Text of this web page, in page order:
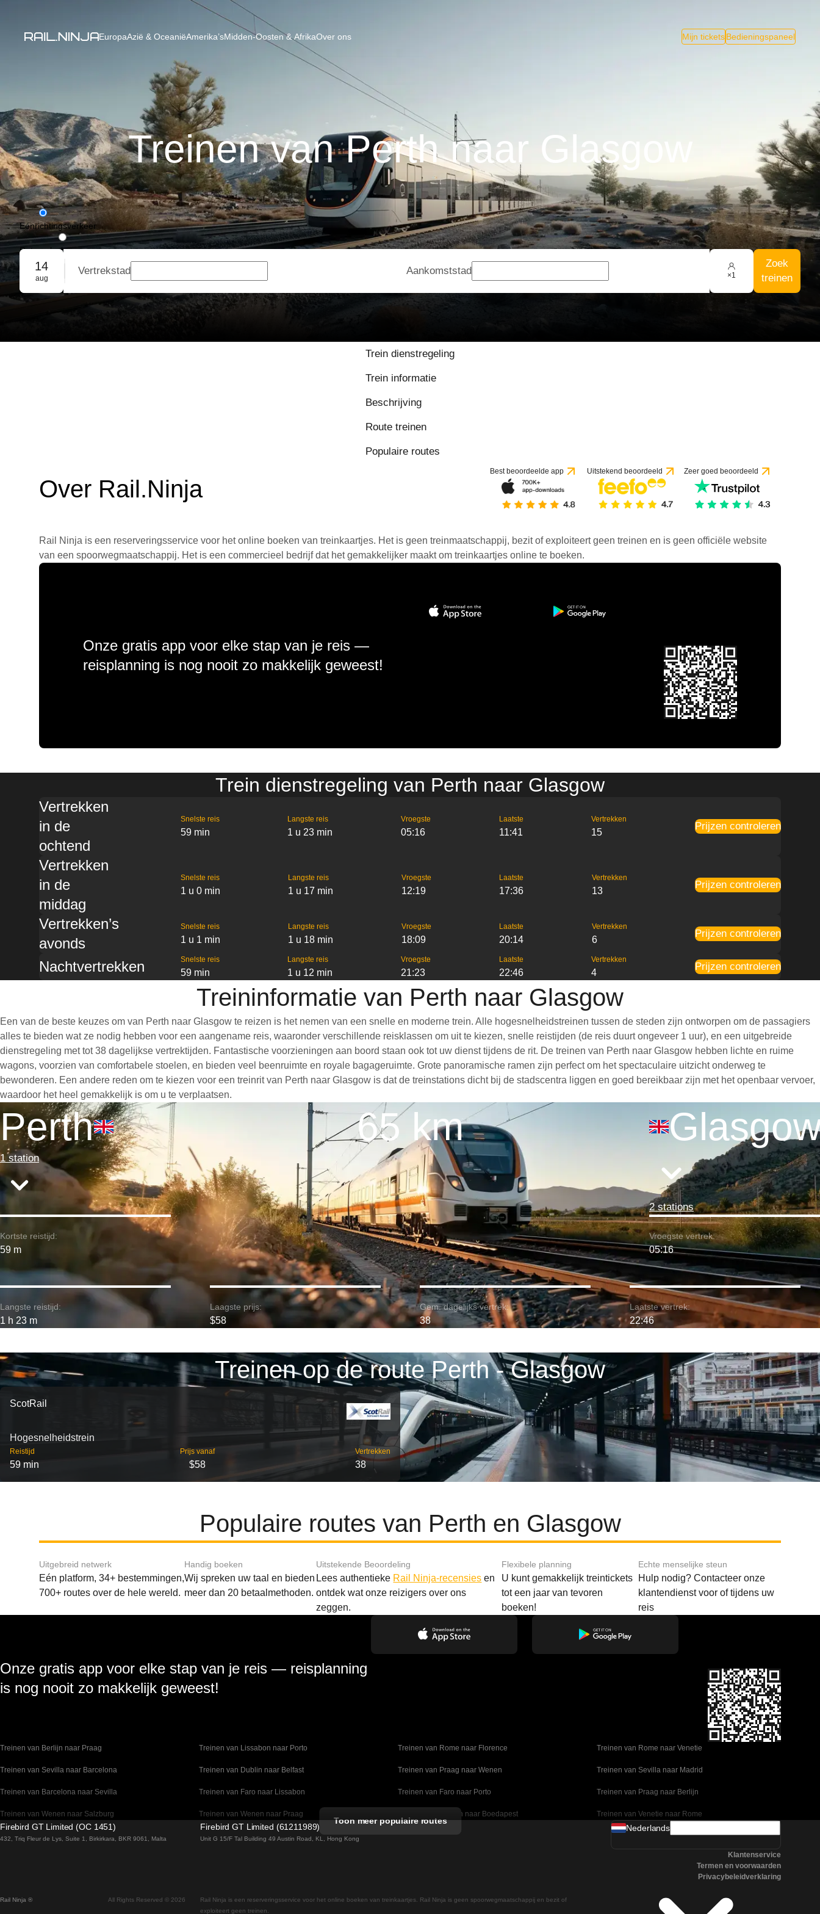
EuropaAzië & OceaniëAmerika’sMidden-Oosten & AfrikaOver ons Mijn ticketsBedieningspaneel
Treinen van Perth naar Glasgow
Eénrichtingsverkeer
Retourvlucht
Groepsreservering
14
aug
Vertrekstad Aankomststad ×1
Zoek
treinen
Trein dienstregeling
Trein informatie
Beschrijving
Route treinen
Populaire routes
Over Rail.Ninja
Best beoordeelde app Uitstekend beoordeeld Zeer goed beoordeeld
Rail Ninja is een reserveringsservice voor het online boeken van treinkaartjes. Het is geen treinmaatschappij, bezit of exploiteert geen treinen en is geen officiële website
van een spoorwegmaatschappij. Het is een commercieel bedrijf dat het gemakkelijker maakt om treinkaartjes online te boeken.
Onze gratis app voor elke stap van je reis —
reisplanning is nog nooit zo makkelijk geweest!
Trein dienstregeling van Perth naar Glasgow
Vertrekken
in de
ochtend
Snelste reis
59 min
Langste reis
1 u 23 min
Vroegste
05:16
Laatste
11:41
Vertrekken
15
Prijzen controleren
Vertrekken
in de
middag
Snelste reis
1 u 0 min
Langste reis
1 u 17 min
Vroegste
12:19
Laatste
17:36
Vertrekken
13
Prijzen controleren
Vertrekken’s
avonds
Snelste reis
1 u 1 min
Langste reis
1 u 18 min
Vroegste
18:09
Laatste
20:14
Vertrekken
6
Prijzen controleren
Nachtvertrekken Snelste reis
59 min
Langste reis
1 u 12 min
Vroegste
21:23
Laatste
22:46
Vertrekken
4
Prijzen controleren
Treininformatie van Perth naar Glasgow
Een van de beste keuzes om van Perth naar Glasgow te reizen is het nemen van een snelle en moderne trein. Alle hogesnelheidstreinen tussen de steden zijn ontworpen om de passagiers
alles te bieden wat ze nodig hebben voor een aangename reis, waaronder verschillende reisklassen om uit te kiezen, snelle reistijden (de reis duurt ongeveer 1 uur), en een uitgebreide
dienstregeling met tot 38 dagelijkse vertrektijden. Fantastische voorzieningen aan boord staan ook tot uw dienst tijdens de rit. De treinen van Perth naar Glasgow hebben lichte en ruime
wagons, voorzien van comfortabele stoelen, en bieden veel beenruimte en royale bagageruimte. Grote panoramische ramen zijn perfect om het spectaculaire uitzicht onderweg te
bewonderen. Een andere reden om te kiezen voor een treinrit van Perth naar Glasgow is dat de treinstations dicht bij de stadscentra liggen en goed bereikbaar zijn met het openbaar vervoer,
waardoor het heel gemakkelijk is om u te verplaatsen.
Perth
1 station
65 km
2 stations
Kortste reistijd:
59 m
Vroegste vertrek:
05:16
Langste reistijd:
1 h 23 m
Laagste prijs:
$58
Gem. dagelijks vertrek:
38
Laatste vertrek:
22:46
Treinen op de route Perth - Glasgow
ScotRail
Hogesnelheidstrein
Reistijd
59 min
Prijs vanaf
$58
Vertrekken
38
Populaire routes van Perth en Glasgow
Uitgebreid netwerk
Eén platform, 34+ bestemmingen,
700+ routes over de hele wereld.
Handig boeken
Wij spreken uw taal en bieden
meer dan 20 betaalmethoden.
Uitstekende Beoordeling
Lees authentieke Rail Ninja-recensies en
ontdek wat onze reizigers over ons
zeggen.
Flexibele planning
U kunt gemakkelijk treintickets
tot een jaar van tevoren
boeken!
Echte menselijke steun
Hulp nodig? Contacteer onze
klantendienst voor of tijdens uw
reis
Onze gratis app voor elke stap van je reis — reisplanning
is nog nooit zo makkelijk geweest!
Treinen van Berlijn naar Praag Treinen van Lissabon naar Porto Treinen van Rome naar Florence Treinen van Rome naar Venetie
Treinen van Sevilla naar Barcelona Treinen van Dublin naar Belfast Treinen van Praag naar Wenen Treinen van Sevilla naar Madrid
Treinen van Barcelona naar Sevilla Treinen van Faro naar Lissabon Treinen van Faro naar Porto Treinen van Praag naar Berlijn
Treinen van Wenen naar Salzburg Treinen van Wenen naar Praag Treinen van Wenen naar Boedapest Treinen van Venetie naar Rome
Treinen van Venetie naar Florence Treinen van Valencia naar Madrid Treinen van Ulsan naar Seoel
Treinen van Seoel naar Changwon
Treinen van Seoel naar Busan Treinen van Rovaniemi naar Helsinki Treinen van Rome naar Napels Treinen van Praag naar Boedapest
Toon meer populaire routes
Firebird GT Limited (OC 1451)
432, Triq Fleur de Lys, Suite 1, Birkirkara, BKR 9061, Malta
Firebird GT Limited (61211989)
Unit G 15/F Tal Building 49 Austin Road, KL, Hong Kong
Rail Ninja ® All Rights Reserved © 2026
Rail Ninja is een reserveringsservice voor het online boeken van treinkaartjes. Rail Ninja is geen spoorwegmaatschappij en bezit of
exploiteert geen treinen.
Nederlands
Klantenservice
Termen en voorwaarden
Privacybeleidverklaring